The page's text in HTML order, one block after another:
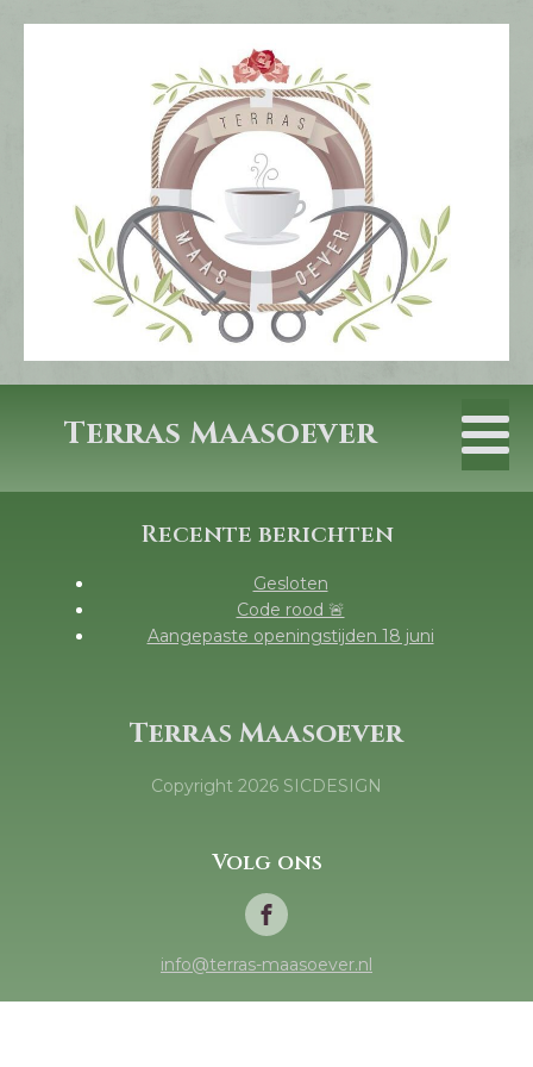
Terras Maasoever
Recente berichten
Gesloten
Code rood 🚨
Aangepaste openingstijden 18 juni
Terras Maasoever
Copyright 2026 SICDESIGN
Volg ons
info@terras-maasoever.nl